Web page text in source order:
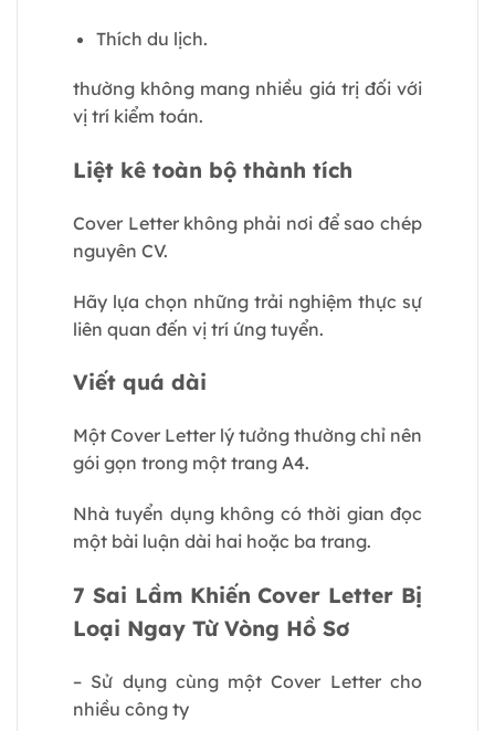
Thích du lịch.
thường không mang nhiều giá trị đối với
vị trí kiểm toán.
Liệt kê toàn bộ thành tích
Cover Letter không phải nơi để sao chép
nguyên CV.
Hãy lựa chọn những trải nghiệm thực sự
liên quan đến vị trí ứng tuyển.
Viết quá dài
Một Cover Letter lý tưởng thường chỉ nên
gói gọn trong một trang A4.
Nhà tuyển dụng không có thời gian đọc
một bài luận dài hai hoặc ba trang.
7 Sai Lầm Khiến Cover Letter Bị
Loại Ngay Từ Vòng Hồ Sơ
– Sử dụng cùng một Cover Letter cho
nhiều công ty